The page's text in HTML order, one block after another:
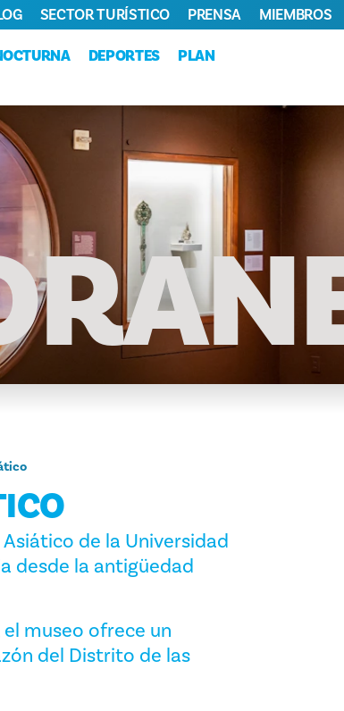
DEPORTES
PLAN
SECTOR TURÍSTICO PRENSA MIEMBROS
de la Universidad
desde la antigüedad
museo ofrece un
del Distrito de las